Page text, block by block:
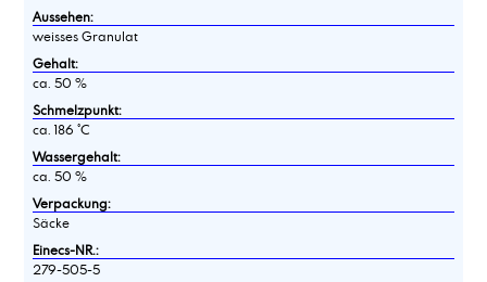
Aussehen:
weisses Granulat
Gehalt:
ca. 50 %
Schmelzpunkt:
ca. 186 °C
Wassergehalt:
ca. 50 %
Verpackung:
Säcke
Einecs-NR.:
279-505-5